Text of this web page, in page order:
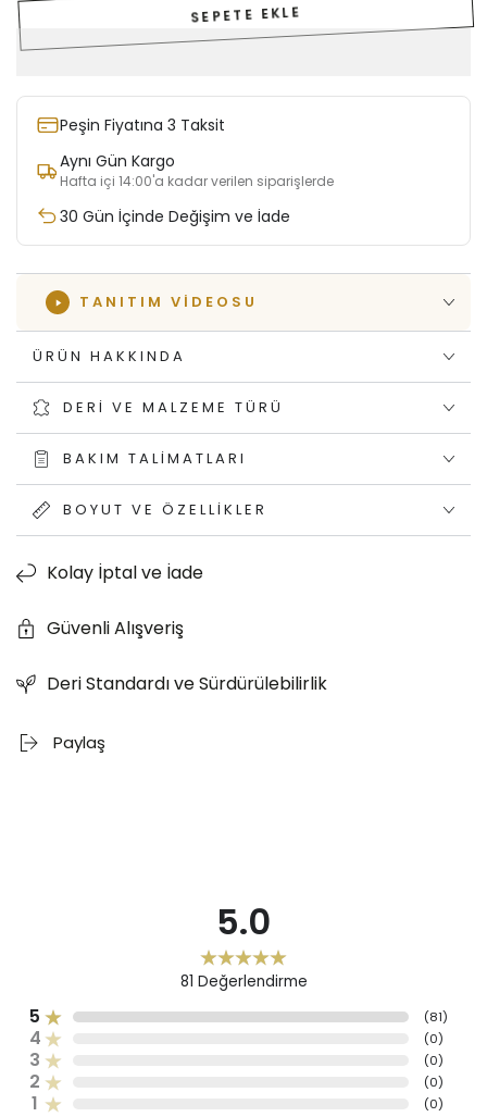
SEPETE EKLE
Peşin Fiyatına 3 Taksit
Aynı Gün Kargo
Hafta içi 14:00'a kadar verilen siparişlerde
30 Gün İçinde Değişim ve İade
TANITIM VIDEOSU
ÜRÜN HAKKINDA
DERI VE MALZEME TÜRÜ
BAKIM TALIMATLARI
BOYUT VE ÖZELLIKLER
Kolay İptal ve İade
Güvenli Alışveriş
Deri Standardı ve Sürdürülebilirlik
Paylaş
5.0
81 Değerlendirme
5 (81)
4 (0)
3 (0)
2 (0)
1 (0)